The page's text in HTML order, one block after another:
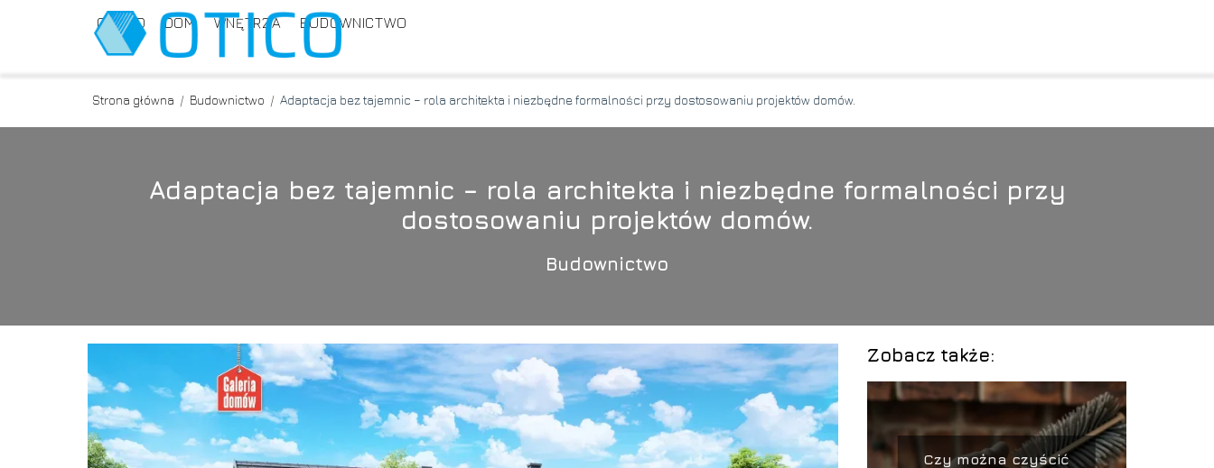
OGRÓD DOM WNĘTRZA BUDOWNICTWO
Strona główna / Budownictwo / Adaptacja bez tajemnic – rola architekta i niezbędne formalności przy dostosowaniu projektów domów.
Adaptacja bez tajemnic – rola architekta i niezbędne formalności przy
dostosowaniu projektów domów.
Budownictwo
Zobacz także:
Czy można czyścić